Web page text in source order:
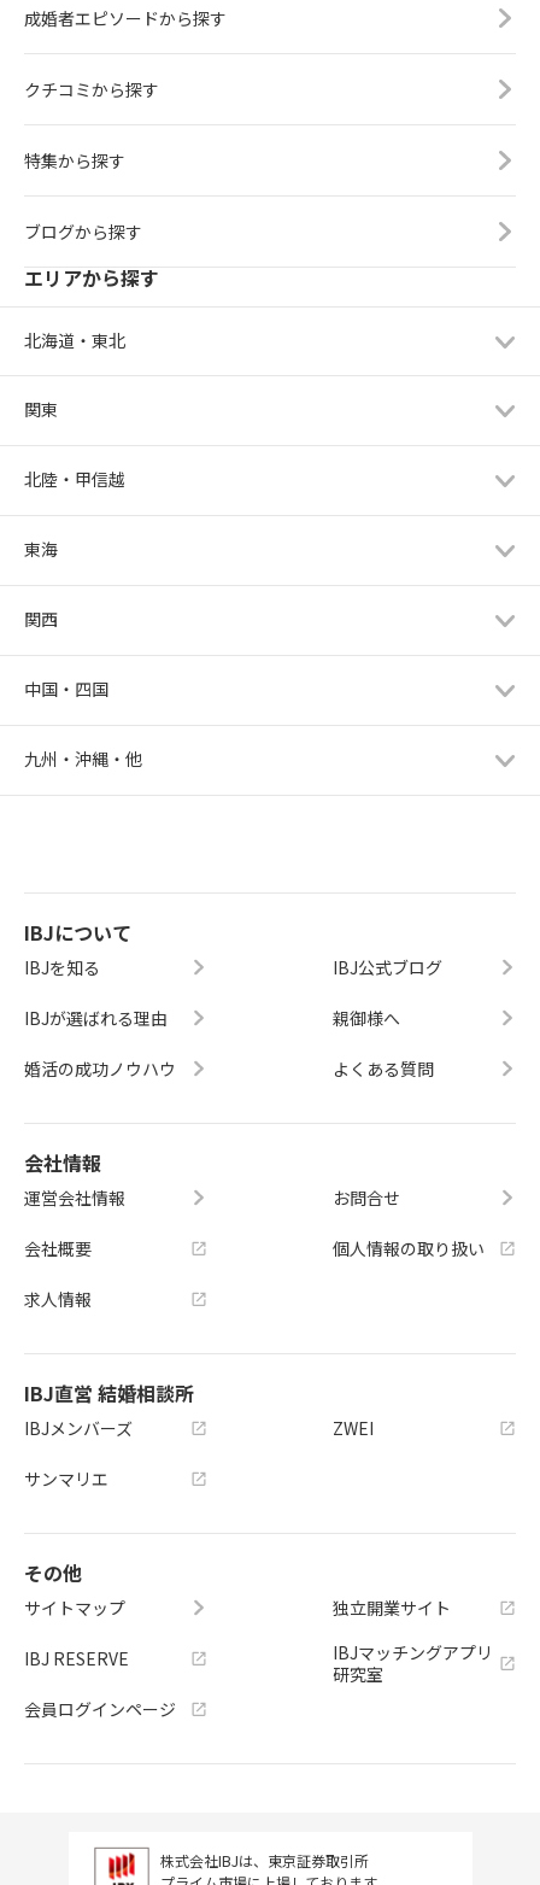
成婚者エピソードから探す
クチコミから探す
特集から探す
ブログから探す
エリアから探す
北海道・東北
関東
北陸・甲信越
東海
関西
中国・四国
九州・沖縄・他
IBJについて
IBJを知る
IBJが選ばれる理由
婚活の成功ノウハウ
IBJ公式ブログ
親御様へ
よくある質問
会社情報
運営会社情報
会社概要
求人情報
お問合せ
個人情報の取り扱い
IBJ直営 結婚相談所
IBJメンバーズ
サンマリエ
ZWEI
その他
サイトマップ
IBJ RESERVE
会員ログインページ
独立開業サイト
IBJマッチングアプリ
研究室
株式会社IBJは、東京証券取引所